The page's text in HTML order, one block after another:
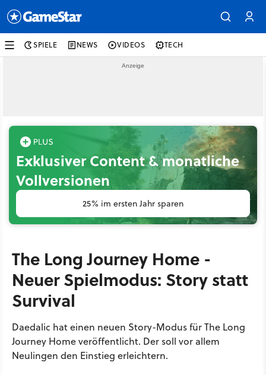
SPIELE NEWS VIDEOS TECH
Exklusiver Content & monatliche
Vollversionen
25% im ersten Jahr sparen
The Long Journey Home -
Neuer Spielmodus: Story statt
Survival
Daedalic hat einen neuen Story-Modus für The Long
Journey Home veröffentlicht. Der soll vor allem
Neulingen den Einstieg erleichtern.